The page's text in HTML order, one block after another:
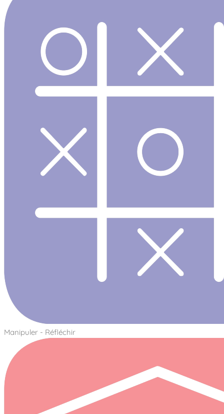
Manipuler - Réfléchir